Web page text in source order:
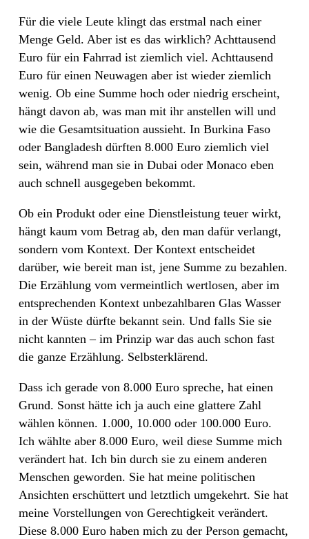
Für die viele Leute klingt das erstmal nach einer
Menge Geld. Aber ist es das wirklich? Achttausend
Euro für ein Fahrrad ist ziemlich viel. Achttausend
Euro für einen Neuwagen aber ist wieder ziemlich
wenig. Ob eine Summe hoch oder niedrig erscheint,
hängt davon ab, was man mit ihr anstellen will und
wie die Gesamtsituation aussieht. In Burkina Faso
oder Bangladesh dürften 8.000 Euro ziemlich viel
sein, während man sie in Dubai oder Monaco eben
auch schnell ausgegeben bekommt.
Ob ein Produkt oder eine Dienstleistung teuer wirkt,
hängt kaum vom Betrag ab, den man dafür verlangt,
sondern vom Kontext. Der Kontext entscheidet
darüber, wie bereit man ist, jene Summe zu bezahlen.
Die Erzählung vom vermeintlich wertlosen, aber im
entsprechenden Kontext unbezahlbaren Glas Wasser
in der Wüste dürfte bekannt sein. Und falls Sie sie
nicht kannten – im Prinzip war das auch schon fast
die ganze Erzählung. Selbsterklärend.
Dass ich gerade von 8.000 Euro spreche, hat einen
Grund. Sonst hätte ich ja auch eine glattere Zahl
wählen können. 1.000, 10.000 oder 100.000 Euro.
Ich wählte aber 8.000 Euro, weil diese Summe mich
verändert hat. Ich bin durch sie zu einem anderen
Menschen geworden. Sie hat meine politischen
Ansichten erschüttert und letztlich umgekehrt. Sie hat
meine Vorstellungen von Gerechtigkeit verändert.
Diese 8.000 Euro haben mich zu der Person gemacht,